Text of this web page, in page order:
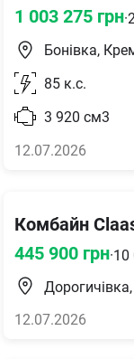
1 003 275 грн·
Бонівка,
85 к.с.
3 920 см3
12.07.2026
Комбайн
445 900 грн·10
12.07.2026